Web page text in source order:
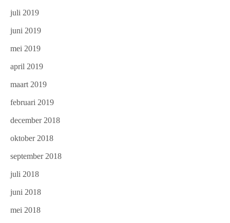
juli 2019
juni 2019
mei 2019
april 2019
maart 2019
februari 2019
december 2018
oktober 2018
september 2018
juli 2018
juni 2018
mei 2018